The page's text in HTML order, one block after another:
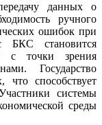
данных о
ручного
ошибок при
БКС становится
с точки зрения
Государство
способствует
системы
среды